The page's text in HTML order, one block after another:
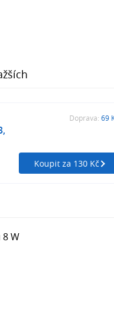
Doprava: 69
Koupit za 130 Kč
W